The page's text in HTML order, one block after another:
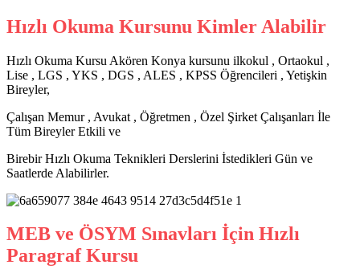
Hızlı Okuma Kursunu Kimler Alabilir
Hızlı Okuma Kursu Akören Konya kursunu ilkokul , Ortaokul ,
Lise , LGS , YKS , DGS , ALES , KPSS Öğrencileri , Yetişkin
Bireyler,
Çalışan Memur , Avukat , Öğretmen , Özel Şirket Çalışanları İle
Tüm Bireyler Etkili ve
Birebir Hızlı Okuma Teknikleri Derslerini İstedikleri Gün ve
Saatlerde Alabilirler.
MEB ve ÖSYM Sınavları İçin Hızlı
Paragraf Kursu